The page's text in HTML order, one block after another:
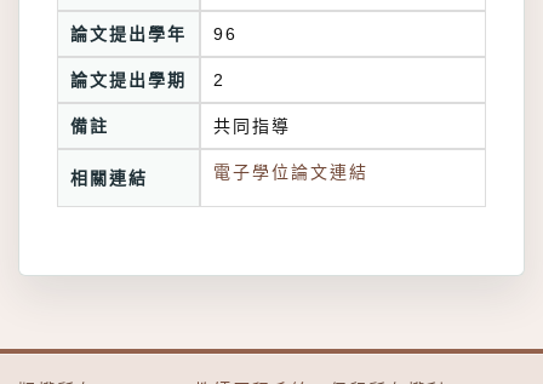
論文提出學年 96
論文提出學期 2
備註 共同指導
相關連結 電子學位論文連結